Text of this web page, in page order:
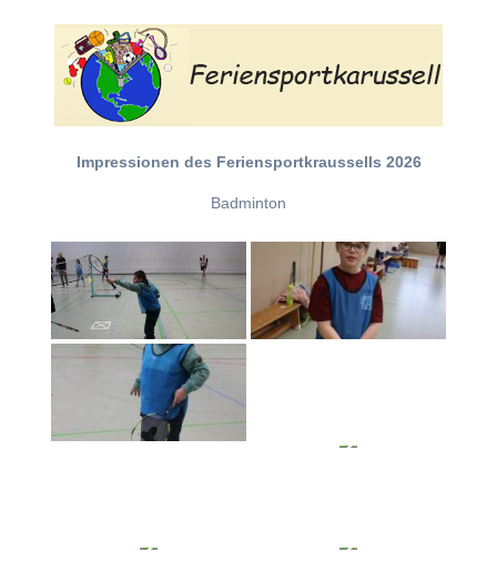
Impressionen des Feriensportkraussells 2026
Badminton